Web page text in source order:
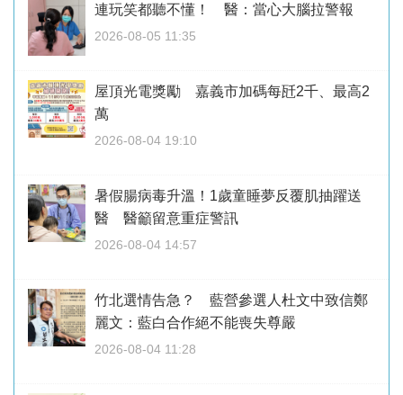
連玩笑都聽不懂！ 醫：當心大腦拉警報
2026-08-05 11:35
屋頂光電獎勵 嘉義市加碼每瓩2千、最高2
萬
2026-08-04 19:10
暑假腸病毒升溫！1歲童睡夢反覆肌抽躍送
醫 醫籲留意重症警訊
2026-08-04 14:57
竹北選情告急？ 藍營參選人杜文中致信鄭
麗文：藍白合作絕不能喪失尊嚴
2026-08-04 11:28